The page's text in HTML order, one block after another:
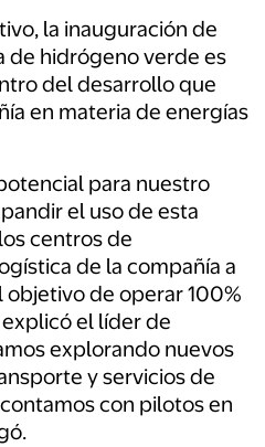
la inauguración de
de hidrógeno verde es
del desarrollo que
en materia de energías
para nuestro
el uso de esta
centros de
de la compañía a
objetivo de operar 100%
el líder de
explorando nuevos
y servicios de
con pilotos en